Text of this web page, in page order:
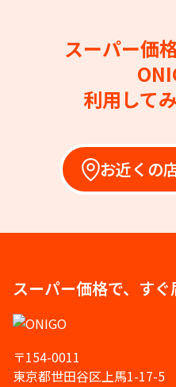
スーパー価
利用して
お近くの
スーパー価格で、すぐ
〒154-0011
東京都世田谷区上馬1-17-5